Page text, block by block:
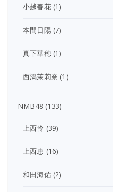
小越春花(1)
本間日陽(7)
真下華穂(1)
西潟茉莉奈 (1)
NMB48 (133)
上西怜 (39)
上西恵 (16)
和田海佑(2)